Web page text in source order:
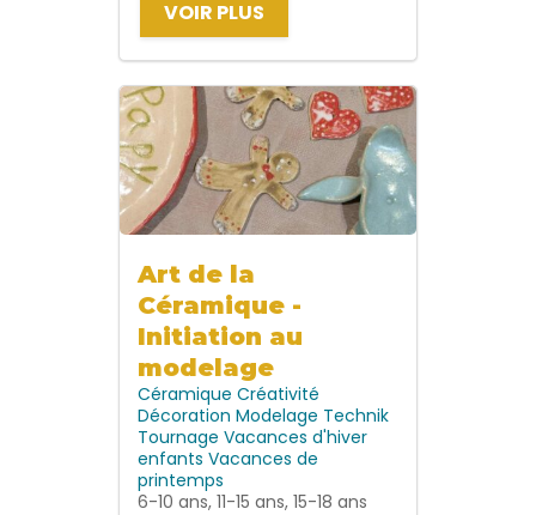
VOIR PLUS
Art de la
Céramique -
Initiation au
modelage
Céramique Créativité
Décoration Modelage Technik
Tournage Vacances d'hiver
enfants Vacances de
printemps
6-10 ans, 11-15 ans, 15-18 ans